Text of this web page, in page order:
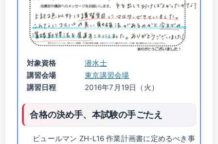
対象資格
潜水士
講習会場
東京講習会場
講習日程
2016年7月19日（火）
合格の決め手、本試験の手ごたえ
ビュールマン ZH-L16 作業計画書に定めるべき事